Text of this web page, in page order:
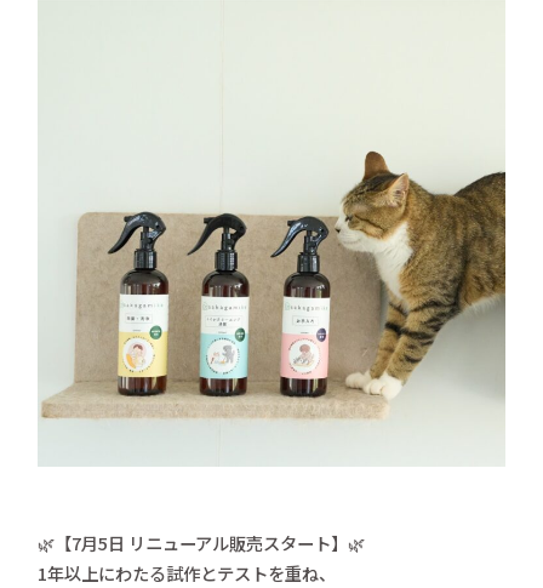
🌿【7月5日 リニューアル販売スタート】🌿
1年以上にわたる試作とテストを重ね、